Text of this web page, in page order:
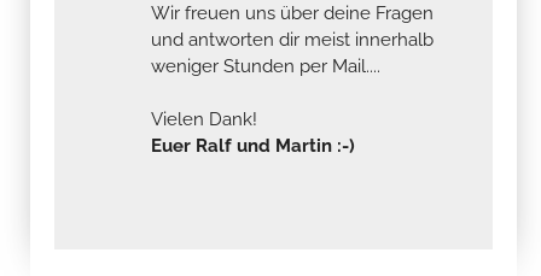
Wir freuen uns über deine Fragen
und antworten dir meist innerhalb
weniger Stunden per Mail....
Vielen Dank!
Euer Ralf und Martin :-)